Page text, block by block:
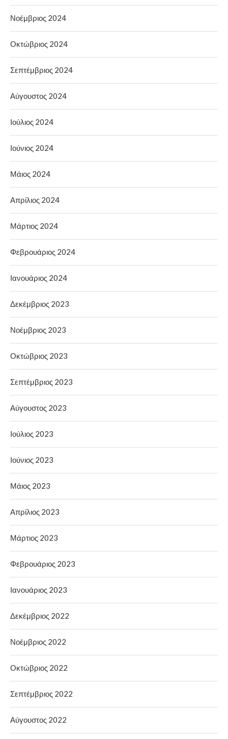
Νοέμβριος 2024
Οκτώβριος 2024
Σεπτέμβριος 2024
Αύγουστος 2024
Ιούλιος 2024
Ιούνιος 2024
Μάιος 2024
Απρίλιος 2024
Μάρτιος 2024
Φεβρουάριος 2024
Ιανουάριος 2024
Δεκέμβριος 2023
Νοέμβριος 2023
Οκτώβριος 2023
Σεπτέμβριος 2023
Αύγουστος 2023
Ιούλιος 2023
Ιούνιος 2023
Μάιος 2023
Απρίλιος 2023
Μάρτιος 2023
Φεβρουάριος 2023
Ιανουάριος 2023
Δεκέμβριος 2022
Νοέμβριος 2022
Οκτώβριος 2022
Σεπτέμβριος 2022
Αύγουστος 2022